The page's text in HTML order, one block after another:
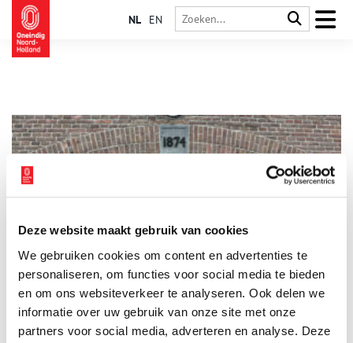
Deze website maakt gebruik van cookies
We gebruiken cookies om content en advertenties te
personaliseren, om functies voor social media te bieden
en om ons websiteverkeer te analyseren. Ook delen we
informatie over uw gebruik van onze site met onze
partners voor social media, adverteren en analyse. Deze
NL EN
Gebouw C, het ‘Muizenfort’ in de vesting Muiden, verdedigde
een monding van de Vecht. Dit was een aantrekkelijk punt
voor de vijand om een aanval op Holland en Amsterdam in te
zetten. Het fort was daarom onderdeel van zowel de Nieuwe
Hollandse Waterlinie als de Stelling van Amsterdam. Nu het
gevaar is geweken, verwelkomt het fort gasten uit binnen- en